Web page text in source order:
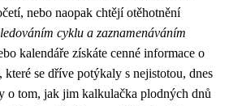
nebo naopak chtějí otěhotnění
cyklu a zaznamenáváním
kalendáře získáte cenné informace o
které se dříve potýkaly s nejistotou, dnes
o tom, jak jim kalkulačka plodných dnů